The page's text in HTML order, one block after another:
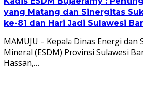
yang Matang dan Sinergitas
ke-81 dan Hari Jadi Sulawesi
MAMUJU – Kepala Dinas Energi dan
Mineral (ESDM) Provinsi Sulawesi
Hassan,…